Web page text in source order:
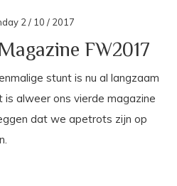
2 / 10 / 2017
FW2017
stunt is nu al langzaam
alweer ons vierde magazine
dat we apetrots zijn op